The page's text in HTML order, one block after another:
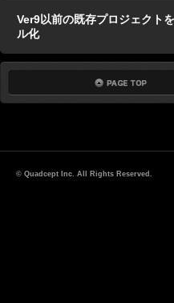
Ver9以前の既存プロジェクト
ル化
© Quadcept Inc. All Rights Reserved.